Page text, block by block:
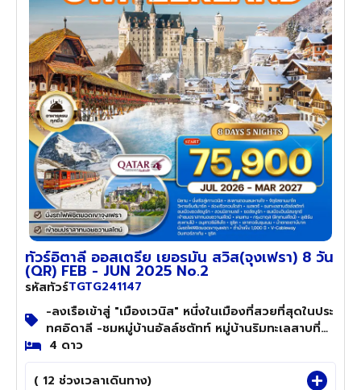
ทัวร์อิตาลี ออสเตรีย เยอรมัน สวิส(จุงเฟรา) 8 วัน
(QR) FEB - JUN 2025 No.2
รหัสทัวร์TGTG241147
-ลงเรือเข้าสู่ "เมืองเวนิส" หนึ่งในเมืองที่สวยที่สุดในประ
ทศอิดาลี -ชมหมู่บ้านอัลล์ชตัทท์ หมู่บ้านริมทะเลสาบที่
สวยที่สุดในโลก -ชม"กรุงวาดุส" เมืองหลวงของประเทศ
เที่ยวบันทึกภาพไว้มากที่สุด -ชมความสวยงามของน้ำตก
4 ดาว
( 12 ช่วงเวลาเดินทาง)